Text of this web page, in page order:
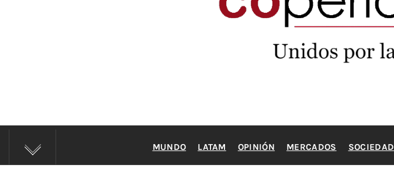
MUNDO LATAM OPINIÓN MERCADOS SOCIEDAD